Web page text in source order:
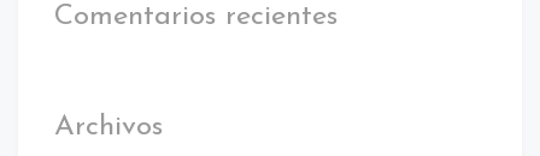
Comentarios recientes
Archivos